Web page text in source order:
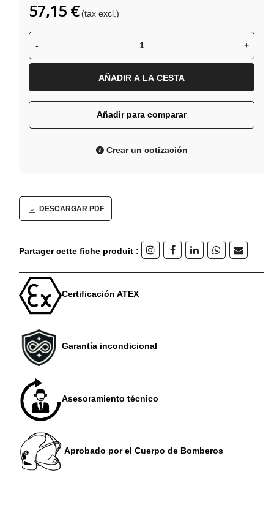
- +
AÑADIR A LA CESTA
Añadir para comparar
Crear un cotización
57,15 € (tax excl.)
DESCARGAR PDF
Partager cette fiche produit :
Certificación ATEX
Garantía incondicional
Asesoramiento técnico
Aprobado por el Cuerpo de Bomberos